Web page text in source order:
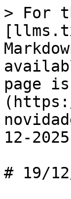
> For
page
12-
# 19/